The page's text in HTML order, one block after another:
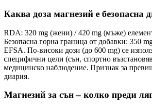
Каква доза магнезий е безопасна
RDA: 320 mg (жени) / 420 mg (мъже)
Безопасна горна граница от добавки: 350
EFSA. По-високи дози (до 600 mg) се
специфични цели (сън, спортно
медицинско наблюдение. Признак за
диария.
Магнезий за сън – колко преди